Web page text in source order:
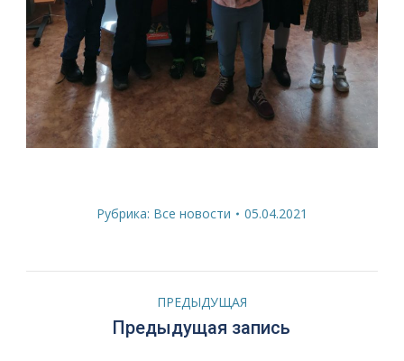
Рубрика: Все новости 05.04.2021
НавигацияПРЕДЫДУЩАЯ
Предыдущая
Предыдущая запись